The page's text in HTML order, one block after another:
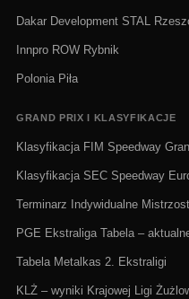
Dakar Development STAL
Innpro ROW Rybnik
Polonia Piła
GRAND PRIX I KLASYFIKACJE
Klasyfikacja FIM Speedway
Klasyfikacja SEC Speedway
Terminarz Indywidualne
PGE Ekstraliga Tabela –
Tabela Metalkas 2. Ekstraligi
KLŻ – wyniki Krajowej Ligi